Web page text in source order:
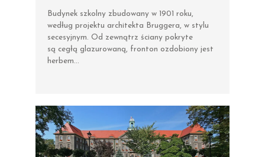
Budynek szkolny zbudowany w 1901 roku,
według projektu architekta Bruggera, w stylu
secesyjnym. Od zewnątrz ściany pokryte
są cegłą glazurowaną, fronton ozdobiony jest
herbem…